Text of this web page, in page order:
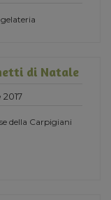
di Natale
della Carpigiani